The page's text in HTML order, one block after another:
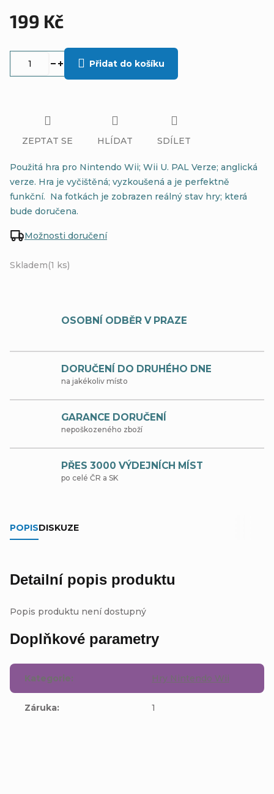
199 Kč
Skladem(1 ks)
Možnosti doručení
Přidat do košíku
Použitá hra pro Nintendo Wii; Wii U. PAL Verze; anglická
verze. Hra je vyčištěná; vyzkoušená a je perfektně
funkční. Na fotkách je zobrazen reálný stav hry; která
bude doručena.
ZEPTAT SE HLÍDAT SDÍLET
OSOBNÍ ODBĚR V PRAZE
DORUČENÍ DO DRUHÉHO DNE
na jakékoliv místo
GARANCE DORUČENÍ
nepoškozeného zboží
PŘES 3000 VÝDEJNÍCH MÍST
po celé ČR a SK
POPISDISKUZE
Detailní popis produktu
Popis produktu není dostupný
Doplňkové parametry
Kategorie: Hry Nintendo Wii
Záruka: 1